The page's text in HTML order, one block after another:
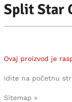
Split Star
Ovaj proizvod je
Idite na početnu
Sitemap »